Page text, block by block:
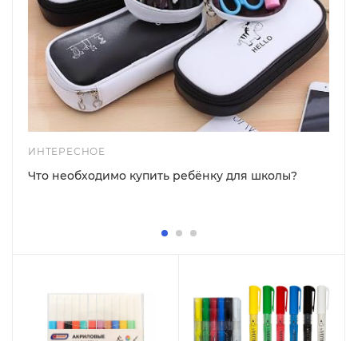
ИНТЕРЕСНОЕ
Что необходимо купить ребёнку для школы?